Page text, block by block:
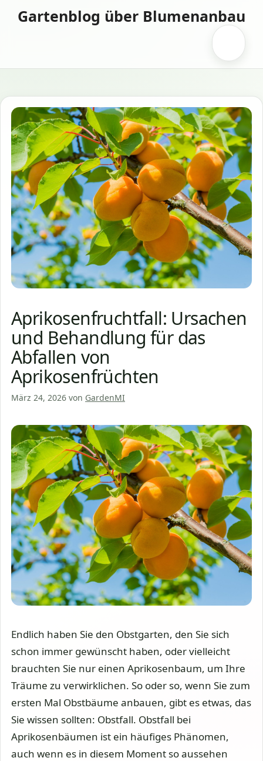
InhaltGartenblog über Blumenanbau
Aprikosenfruchtfall: Ursachen
und Behandlung für das
Abfallen von
Aprikosenfrüchten
März 24, 2026 von GardenMI
Endlich haben Sie den Obstgarten, den Sie sich
schon immer gewünscht haben, oder vielleicht
brauchten Sie nur einen Aprikosenbaum, um Ihre
Träume zu verwirklichen. So oder so, wenn Sie zum
ersten Mal Obstbäume anbauen, gibt es etwas, das
Sie wissen sollten: Obstfall. Obstfall bei
Aprikosenbäumen ist ein häufiges Phänomen,
auch wenn es in diesem Moment so aussehen